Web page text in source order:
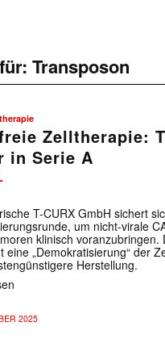
Transposon
Zelltherapie:
in Serie A
T-CURX GmbH sichert
um nicht-virale
klinisch
eine „Demokratisierung“ der
Herstellung.
2025